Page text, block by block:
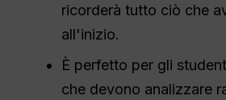
ricorderà tutto ciò che
all'inizio.
È perfetto per gli
che devono analizzare